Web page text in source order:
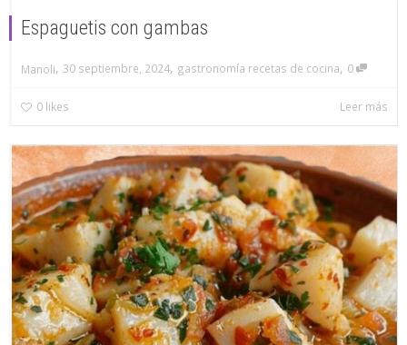
Espaguetis con gambas
Manoli, 30 septiembre, 2024, gastronomía recetas de cocina, 0
0 likes Leer más